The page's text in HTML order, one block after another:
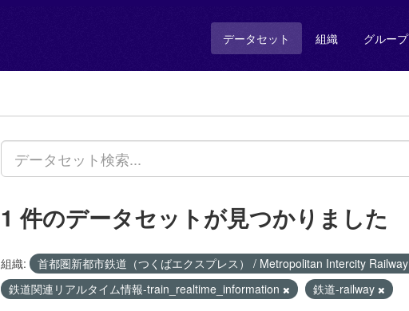
データセット 組織 グループ
1 件のデータセットが見つかりました
組織: 首都圏新都市鉄道（つくばエクスプレス） / Metropolitan Intercity Railway
鉄道関連リアルタイム情報-train_realtime_information
鉄道-railway